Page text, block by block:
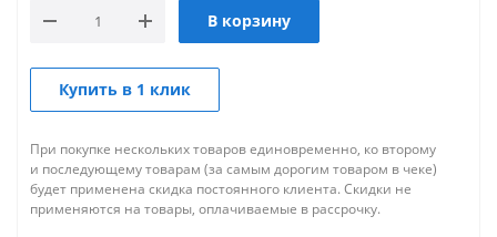
В корзину
Купить в 1 клик
При покупке нескольких товаров единовременно, ко второму
и последующему товарам (за самым дорогим товаром в чеке)
будет применена скидка постоянного клиента. Скидки не
применяются на товары, оплачиваемые в рассрочку.